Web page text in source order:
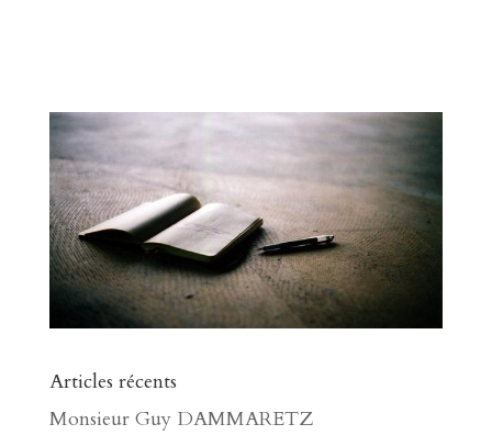
Articles récents
Monsieur Guy DAMMARETZ